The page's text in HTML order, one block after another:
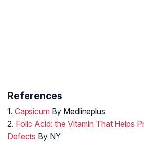
References
1. Capsicum By Medlineplus
2. Folic Acid: the Vitamin That Helps
Defects By NY